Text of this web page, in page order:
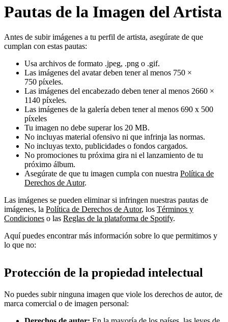
Pautas de la Imagen del Artista
Antes de subir imágenes a tu perfil de artista, asegúrate de que
cumplan con estas pautas:
Usa archivos de formato .jpeg, .png o .gif.
Las imágenes del avatar deben tener al menos 750 ×
750 píxeles.
Las imágenes del encabezado deben tener al menos 2660 ×
1140 píxeles.
Las imágenes de la galería deben tener al menos 690 x 500
píxeles
Tu imagen no debe superar los 20 MB.
No incluyas material ofensivo ni que infrinja las normas.
No incluyas texto, publicidades o fondos cargados.
No promociones tu próxima gira ni el lanzamiento de tu
próximo álbum.
Asegúrate de que tu imagen cumpla con nuestra Política de
Derechos de Autor.
Las imágenes se pueden eliminar si infringen nuestras pautas de
imágenes, la Política de Derechos de Autor, los Términos y
Condiciones o las Reglas de la plataforma de Spotify.
Aquí puedes encontrar más información sobre lo que permitimos y
lo que no:
Protección de la propiedad intelectual
No puedes subir ninguna imagen que viole los derechos de autor, de
marca comercial o de imagen personal: